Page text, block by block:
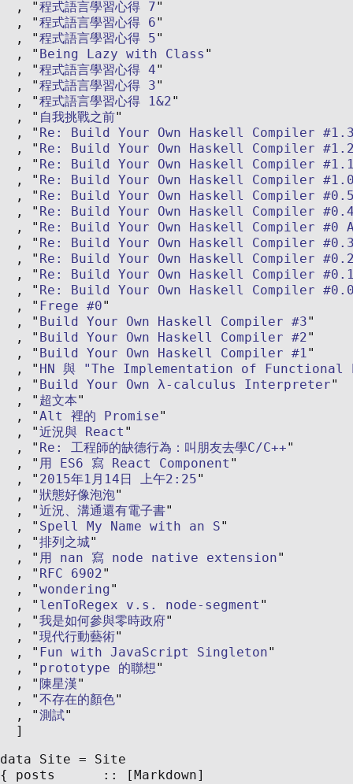
程式語言學習心得 7
程式語言學習心得 6
程式語言學習心得 5
Being Lazy with Class
程式語言學習心得 4
程式語言學習心得 3
程式語言學習心得 1&2
自我挑戰之前
Re: Build Your Own Haskell Compiler
Re: Build Your Own Haskell Compiler
Re: Build Your Own Haskell Compiler
Re: Build Your Own Haskell Compiler
Re: Build Your Own Haskell Compiler
Re: Build Your Own Haskell Compiler
Re: Build Your Own Haskell Compiler #0
Re: Build Your Own Haskell Compiler
Re: Build Your Own Haskell Compiler
Re: Build Your Own Haskell Compiler
Re: Build Your Own Haskell Compiler
Frege #0
Build Your Own Haskell Compiler #3
Build Your Own Haskell Compiler #2
Build Your Own Haskell Compiler #1
HN 與 "The Implementation of Functional
Build Your Own λ-calculus Interpreter
超文本
Alt 裡的 Promise
近況與 React
Re: 工程師的缺德行為：叫朋友去學C/C++
用 ES6 寫 React Component
2015年1月14日 上午2:25
狀態好像泡泡
近況、溝通還有電子書
Spell My Name with an S
排列之城
用 nan 寫 node native extension
RFC 6902
wondering
lenToRegex v.s. node-segment
我是如何參與零時政府
現代行動藝術
Fun with JavaScript Singleton
prototype 的聯想
陳星漢
不存在的顏色
測試